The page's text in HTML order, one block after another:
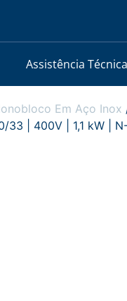
Assistência Técnica
Em Aço Inox
33 | 400V | 1,1 kW |